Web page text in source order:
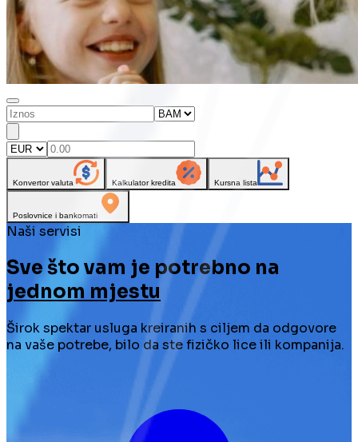
Konvertor valuta Kalkulator kredita Kursna lista
Poslovnice i bankomati
Naši servisi
Sve što vam je potrebno na
jednom mjestu
Širok spektar usluga kreiranih s ciljem da odgovore
na vaše potrebe, bilo da ste fizičko lice ili kompanija.